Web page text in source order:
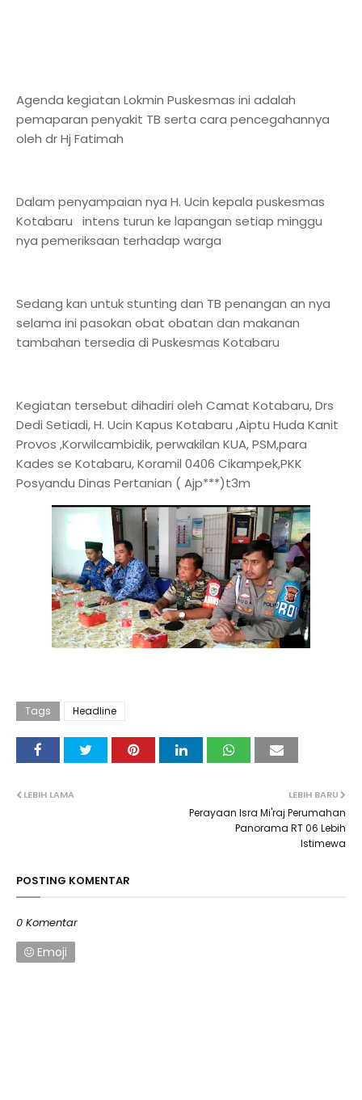
Agenda kegiatan Lokmin Puskesmas ini adalah
pemaparan penyakit TB serta cara pencegahannya
oleh dr Hj Fatimah
Dalam penyampaian nya H. Ucin kepala puskesmas
Kotabaru intens turun ke lapangan setiap minggu
nya pemeriksaan terhadap warga
Sedang kan untuk stunting dan TB penangan an nya
selama ini pasokan obat obatan dan makanan
tambahan tersedia di Puskesmas Kotabaru
Kegiatan tersebut dihadiri oleh Camat Kotabaru, Drs
Dedi Setiadi, H. Ucin Kapus Kotabaru ,Aiptu Huda Kanit
Provos ,Korwilcambidik, perwakilan KUA, PSM,para
Kades se Kotabaru, Koramil 0406 Cikampek,PKK
Posyandu Dinas Pertanian ( Ajp***)t3m
Tags Headline
LEBIH BARU
Perayaan Isra Mi'raj Perumahan
Panorama RT 06 Lebih
Istimewa
LEBIH LAMA
POSTING KOMENTAR
0 Komentar
Emoji